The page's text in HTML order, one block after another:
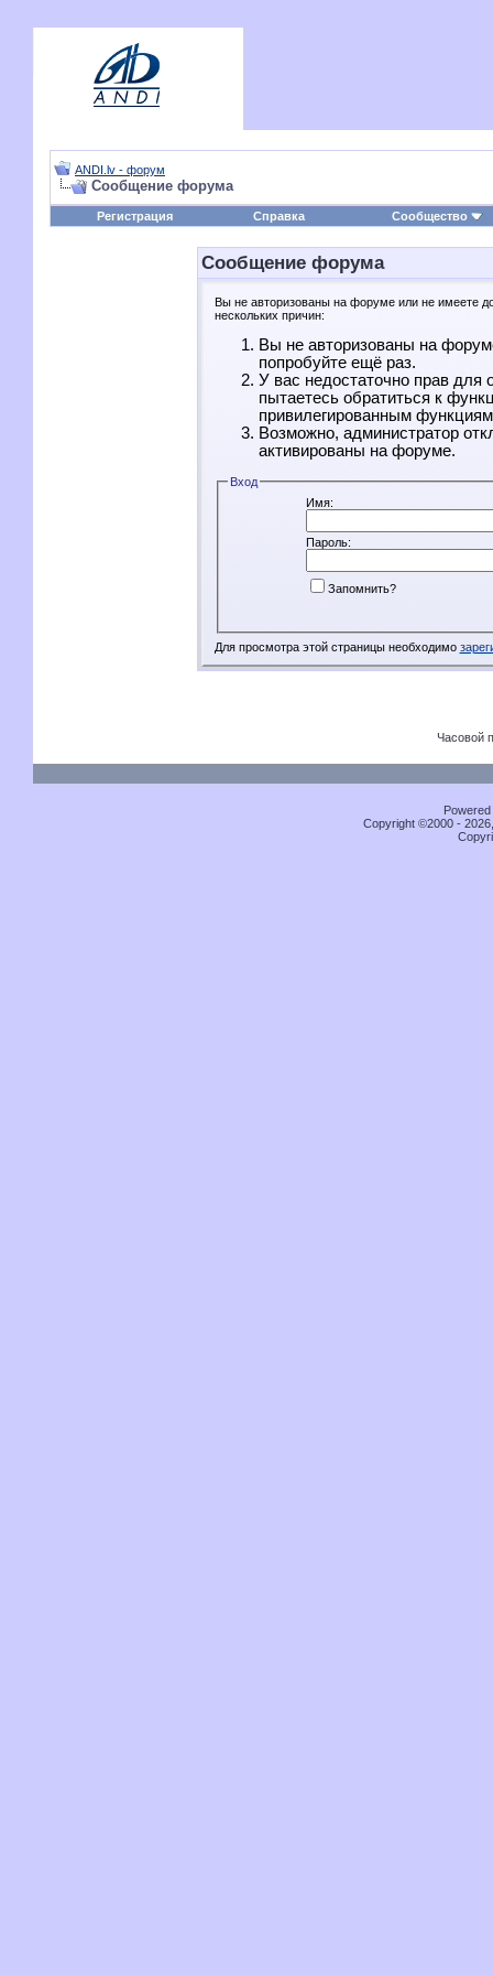
ANDI.lv - форум
Сообщение форума
Регистрация Справка Сообщество
Сообщение форума
Вы не авторизованы на форуме или не имеете
нескольких причин:
Вы не авторизованы на
попробуйте ещё раз.
У вас недостаточно прав для
пытаетесь обратиться к
привилегированным
Возможно, администратор
активированы на форуме.
Вход
Имя:
Пароль:
Запомнить?
Для просмотра этой страницы необходимо
Часовой
Copyright ©2000 -